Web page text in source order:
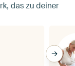
das zu deiner